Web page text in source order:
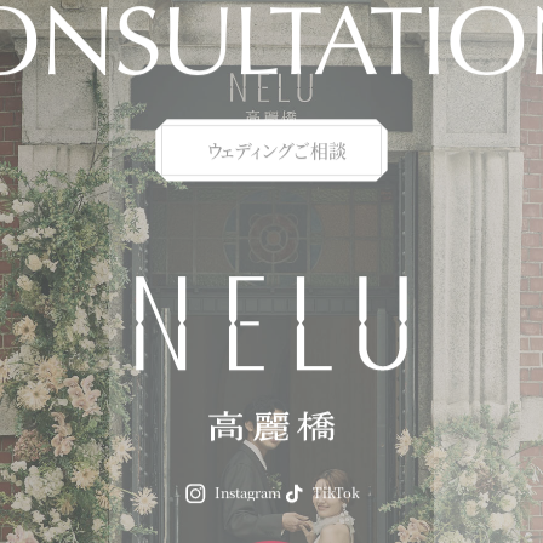
ウェディングご相談
Instagram TikTok